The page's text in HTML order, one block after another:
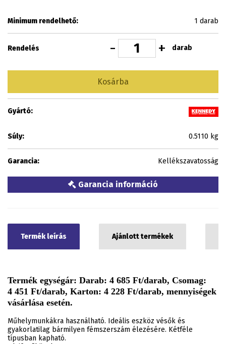
Minimum rendelhető: 1 darab
Rendelés - + darab
Kosárba
Gyártó:
Súly: 0.5110 kg
Garancia: Kellékszavatosság
Garancia információ
Termék leírás Ajánlott termékek
Termék egységár: Darab: 4 685 Ft/darab, Csomag:
4 451 Ft/darab, Karton: 4 228 Ft/darab, mennyiségek
vásárlása esetén.
Műhelymunkákra használható. Ideális eszköz vésők és
gyakorlatilag bármilyen fémszerszám élezésére. Kétféle
típusban kapható.